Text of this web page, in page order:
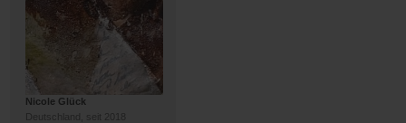
Nicole Glück
Deutschland, seit 2018